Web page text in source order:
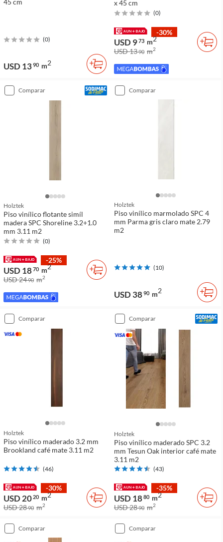
45 cm
(0)
USD 1390 m2
x 45 cm
(0)
-30%
USD 973 m2
USD 1390 m2
comparar
Holztek
Piso vinílico flotante simíl
madera SPC Shoreline 3.2+1.0
mm 3.11 m2
(0)
-25%
USD 1870 m2
USD 2490 m2
comparar
Holztek
Piso vinílico marmolado SPC 4
mm Parma gris claro mate 2.79
m2
(10)
USD 3890 m2
comparar
Holztek
Piso vinílico maderado 3.2 mm
Brookland café mate 3.11 m2
(46)
-30%
USD 2020 m2
USD 2890 m2
comparar
Holztek
Piso vinílico maderado SPC 3.2
mm Tesun Oak interior café mate
3.11 m2
(43)
-35%
USD 1880 m2
USD 2890 m2
comparar comparar